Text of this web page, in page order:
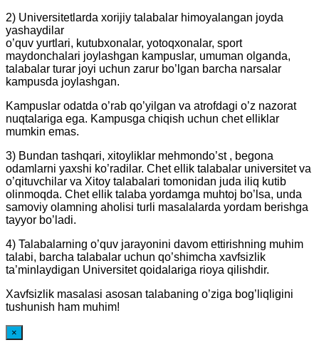
2) Universitetlarda xorijiy talabalar himoyalangan joyda
yashaydilar
o’quv yurtlari, kutubxonalar, yotoqxonalar, sport
maydonchalari joylashgan kampuslar, umuman olganda,
talabalar turar joyi uchun zarur bo’lgan barcha narsalar
kampusda joylashgan.
Kampuslar odatda o’rab qo’yilgan va atrofdagi o’z nazorat
nuqtalariga ega. Kampusga chiqish uchun chet elliklar
mumkin emas.
3) Bundan tashqari, xitoyliklar mehmondo’st , begona
odamlarni yaxshi ko’radilar. Chet ellik talabalar universitet va
o’qituvchilar va Xitoy talabalari tomonidan juda iliq kutib
olinmoqda. Chet ellik talaba yordamga muhtoj bo’lsa, unda
samoviy olamning aholisi turli masalalarda yordam berishga
tayyor bo’ladi.
4) Talabalarning o’quv jarayonini davom ettirishning muhim
talabi, barcha talabalar uchun qo’shimcha xavfsizlik
ta’minlaydigan Universitet qoidalariga rioya qilishdir.
Xavfsizlik masalasi asosan talabaning o’ziga bog’liqligini
tushunish ham muhim!
×